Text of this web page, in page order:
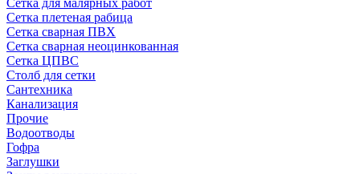
Сетка для малярных работ
Сетка плетеная рабица
Сетка сварная ПВХ
Сетка сварная неоцинкованная
Сетка ЦПВС
Столб для сетки
Сантехника
Канализация
Прочие
Водоотводы
Гофра
Заглушки